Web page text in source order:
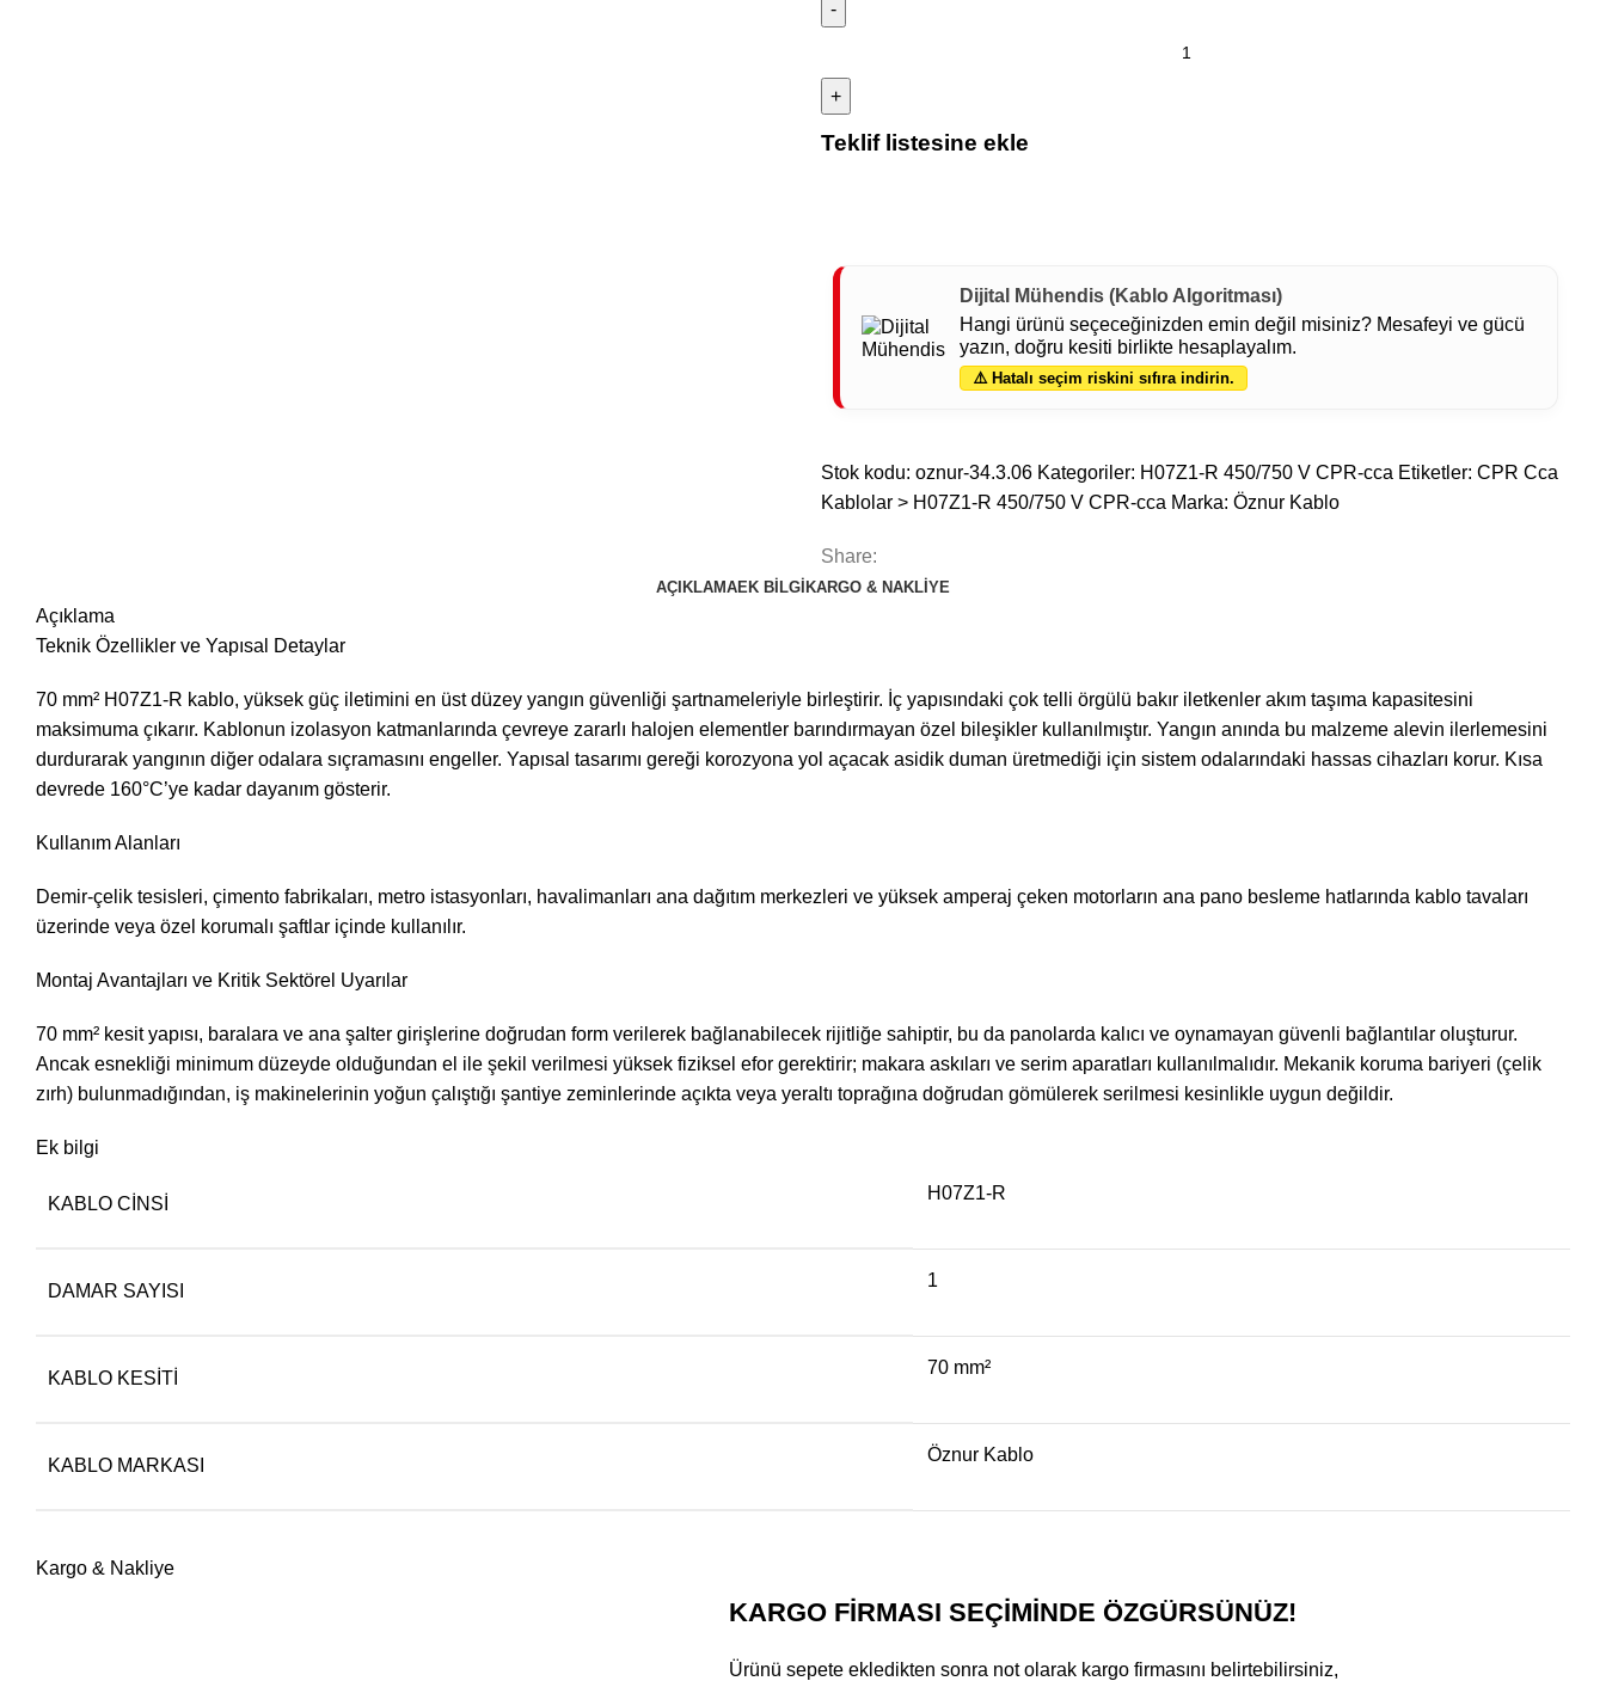
Teklif listesine ekle
Dijital Mühendis (Kablo Algoritması)
Hangi ürünü seçeceğinizden emin değil misiniz? Mesafeyi ve gücü
yazın, doğru kesiti birlikte hesaplayalım.
⚠️ Hatalı seçim riskini sıfıra indirin.
Stok kodu: oznur-34.3.06 Kategoriler: H07Z1-R 450/750 V CPR-cca Etiketler: CPR Cca
Kablolar > H07Z1-R 450/750 V CPR-cca Marka: Öznur Kablo
Share:
AÇIKLAMAEK BILGI KARGO & NAKLIYE
Açıklama
Teknik Özellikler ve Yapısal Detaylar
70 mm² H07Z1-R kablo, yüksek güç iletimini en üst düzey yangın güvenliği şartnameleriyle birleştirir. İç yapısındaki çok telli örgülü bakır iletkenler akım taşıma kapasitesini
maksimuma çıkarır. Kablonun izolasyon katmanlarında çevreye zararlı halojen elementler barındırmayan özel bileşikler kullanılmıştır. Yangın anında bu malzeme alevin ilerlemesini
durdurarak yangının diğer odalara sıçramasını engeller. Yapısal tasarımı gereği korozyona yol açacak asidik duman üretmediği için sistem odalarındaki hassas cihazları korur. Kısa
devrede 160°C’ye kadar dayanım gösterir.
Kullanım Alanları
Demir-çelik tesisleri, çimento fabrikaları, metro istasyonları, havalimanları ana dağıtım merkezleri ve yüksek amperaj çeken motorların ana pano besleme hatlarında kablo tavaları
üzerinde veya özel korumalı şaftlar içinde kullanılır.
Montaj Avantajları ve Kritik Sektörel Uyarılar
70 mm² kesit yapısı, baralara ve ana şalter girişlerine doğrudan form verilerek bağlanabilecek rijitliğe sahiptir, bu da panolarda kalıcı ve oynamayan güvenli bağlantılar oluşturur.
Ancak esnekliği minimum düzeyde olduğundan el ile şekil verilmesi yüksek fiziksel efor gerektirir; makara askıları ve serim aparatları kullanılmalıdır. Mekanik koruma bariyeri (çelik
zırh) bulunmadığından, iş makinelerinin yoğun çalıştığı şantiye zeminlerinde açıkta veya yeraltı toprağına doğrudan gömülerek serilmesi kesinlikle uygun değildir.
Ek bilgi
KABLO CINSI
H07Z1-R
DAMAR SAYISI
1
KABLO KESITI
70 mm²
KABLO MARKASI
Öznur Kablo
Kargo & Nakliye
KARGO FİRMASI SEÇİMİNDE ÖZGÜRSÜNÜZ!
Ürünü sepete ekledikten sonra not olarak kargo firmasını belirtebilirsiniz,